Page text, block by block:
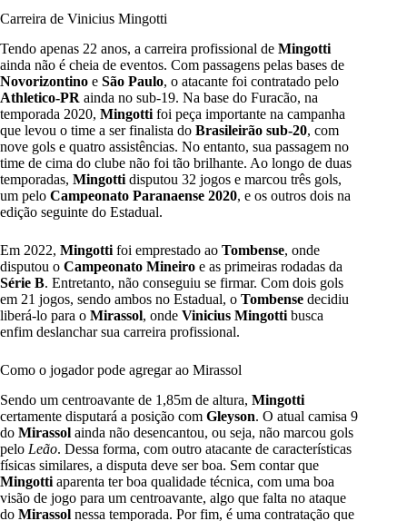
Carreira de Vinicius Mingotti
Tendo apenas 22 anos, a carreira profissional de Mingotti
ainda não é cheia de eventos. Com passagens pelas bases de
Novorizontino e São Paulo, o atacante foi contratado pelo
Athletico-PR ainda no sub-19. Na base do Furacão, na
temporada 2020, Mingotti foi peça importante na campanha
que levou o time a ser finalista do Brasileirão sub-20, com
nove gols e quatro assistências. No entanto, sua passagem no
time de cima do clube não foi tão brilhante. Ao longo de duas
temporadas, Mingotti disputou 32 jogos e marcou três gols,
um pelo Campeonato Paranaense 2020, e os outros dois na
edição seguinte do Estadual.
Em 2022, Mingotti foi emprestado ao Tombense, onde
disputou o Campeonato Mineiro e as primeiras rodadas da
Série B. Entretanto, não conseguiu se firmar. Com dois gols
em 21 jogos, sendo ambos no Estadual, o Tombense decidiu
liberá-lo para o Mirassol, onde Vinicius Mingotti busca
enfim deslanchar sua carreira profissional.
Como o jogador pode agregar ao Mirassol
Sendo um centroavante de 1,85m de altura, Mingotti
certamente disputará a posição com Gleyson. O atual camisa 9
do Mirassol ainda não desencantou, ou seja, não marcou gols
pelo Leão. Dessa forma, com outro atacante de características
físicas similares, a disputa deve ser boa. Sem contar que
Mingotti aparenta ter boa qualidade técnica, com uma boa
visão de jogo para um centroavante, algo que falta no ataque
do Mirassol nessa temporada. Por fim, é uma contratação que